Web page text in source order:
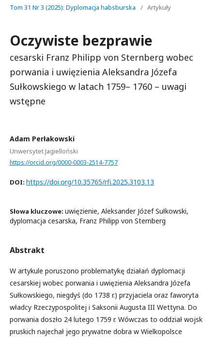
Tom 31 Nr 3 (2025): Dyplomacja habsburska
/ Artykuły
Oczywiste bezprawie
cesarski Franz Philipp von Sternberg wobec
porwania i uwięzienia Aleksandra Józefa
Sułkowskiego w latach 1759– 1760 – uwagi
wstępne
Adam Perłakowski
Unwersytet Jagielloński
https://orcid.org/0000-0003-2514-7757
DOI: https://doi.org/10.35765/rfi.2025.3103.13
Słowa kluczowe: uwięzienie, Aleksander Józef Sułkowski,
dyplomacja cesarska, Franz Philipp von Sternberg
Abstrakt
W artykule poruszono problematykę działań dyplomacji
cesarskiej wobec porwania i uwięzienia Aleksandra Józefa
Sułkowskiego, niegdyś (do 1738 r.) przyjaciela oraz faworyta
władcy Rzeczypospolitej i Saksonii Augusta III Wettyna. Do
porwania doszło 24 lutego 1759 r. Wówczas to oddział wojsk
pruskich najechał jego prywatne dobra w Wielkopolsce